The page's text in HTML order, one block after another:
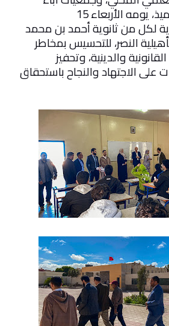
وأمهات وأولياء التلاميذ، يومه الأربعاء 15
توعوية لكل من ثانوية أحمد بن محمد
النصر، للتحسيس بمخاطر
والدينية، وتحفيز
على الاجتهاد والنجاح باستحقاق